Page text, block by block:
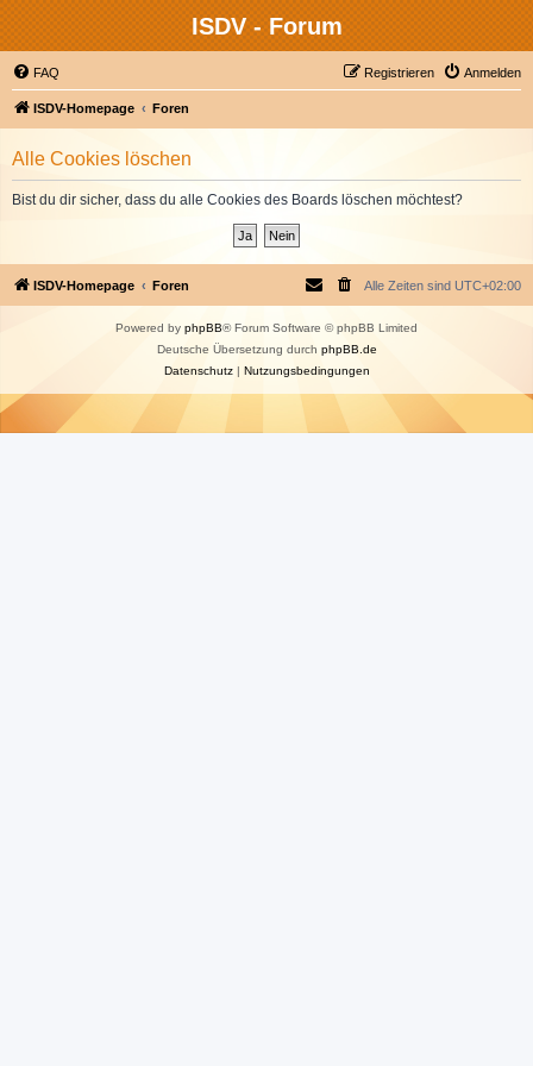
ISDV - Forum
FAQ Anmelden
Registrieren
ISDV-Homepage Foren
Alle Cookies löschen
Bist du dir sicher, dass du alle Cookies des Boards löschen möchtest?
ISDV-Homepage Foren Alle Zeiten sind UTC+02:00
Powered by phpBB® Forum Software © phpBB Limited
Deutsche Übersetzung durch phpBB.de
Datenschutz| Nutzungsbedingungen